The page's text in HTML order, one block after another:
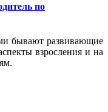
по
бывают развивающие
взросления и на